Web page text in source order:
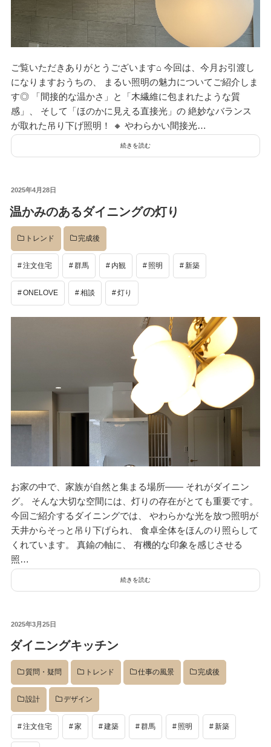
ご覧いただきありがとうございます⌂ 今回は、今月お引渡し
になりますおうちの、 まるい照明の魅力についてご紹介しま
す◎ 「間接的な温かさ」と「木繊維に包まれたような質
感」、 そして「ほのかに見える直接光」の 絶妙なバランス
が取れた吊り下げ照明！ 🔸 やわらかい間接光…
続きを読む
投
日:
2025年4月28日
温かみのあるダイニングの灯り
トレンド 完成後
注文住宅 群馬 内観 照明 新築
ONELOVE 相談 灯り
お家の中で、家族が自然と集まる場所―― それがダイニン
グ。 そんな大切な空間には、灯りの存在がとても重要です。
今回ご紹介するダイニングでは、 やわらかな光を放つ照明が
天井からそっと吊り下げられ、 食卓全体をほんのり照らして
くれています。 真鍮の軸に、 有機的な印象を感じさせる
照…
続きを読む
投
日:
2025年3月25日
ダイニングキッチン
質問・疑問 トレンド 仕事の風景 完成後
設計 デザイン
注文住宅 家 建築 群馬 照明 新築